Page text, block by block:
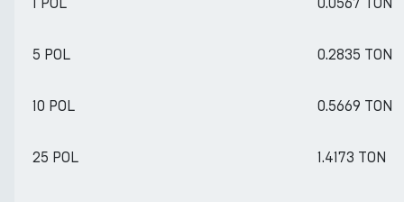
5 POL 0.2835 TON
10 POL 0.5669 TON
25 POL 1.4173 TON